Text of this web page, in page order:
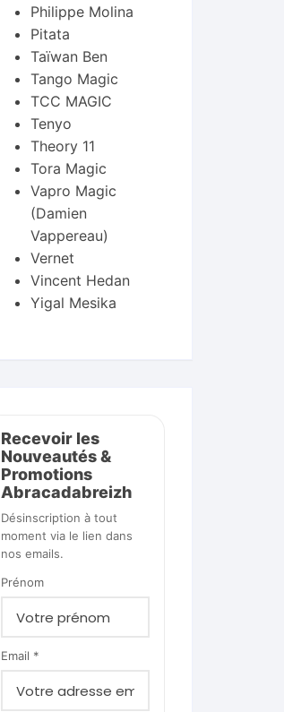
Philippe Molina
Pitata
Taïwan Ben
Tango Magic
TCC MAGIC
Tenyo
Theory 11
Tora Magic
Vapro Magic
(Damien
Vappereau)
Vernet
Vincent Hedan
Yigal Mesika
Recevoir les
Nouveautés &
Promotions
Abracadabreizh
Désinscription à tout
moment via le lien dans
nos emails.
Prénom
Email *